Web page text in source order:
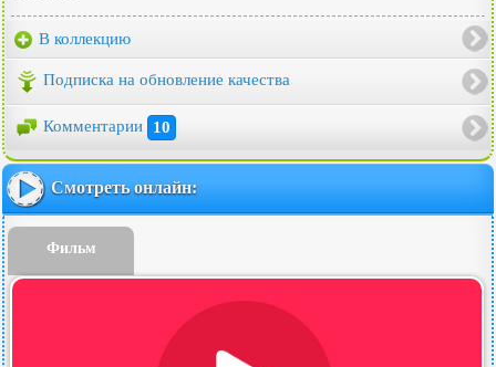
В коллекцию
Подписка на обновление качества
Комментарии 10
Смотреть онлайн:
Фильм